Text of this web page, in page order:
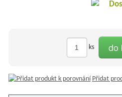
ks do
Přidat